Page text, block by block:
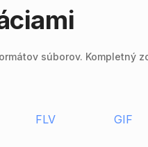
súborov. Kompletný
FLV GIF